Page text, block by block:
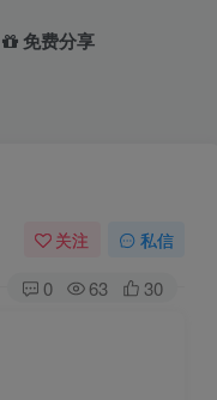
免费分享
关注 私信
0 63 30